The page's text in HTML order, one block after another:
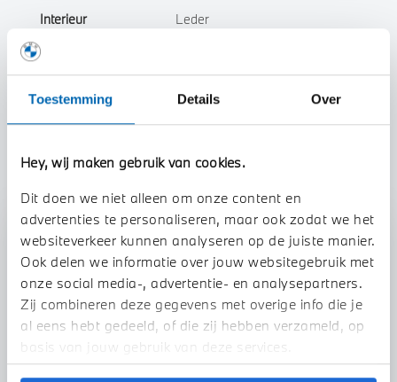
Toestemming Details Over
Hey, wij maken gebruik van cookies.
Dit doen we niet alleen om onze content en
advertenties te personaliseren, maar ook zodat we het
websiteverkeer kunnen analyseren op de juiste manier.
Ook delen we informatie over jouw websitegebruik met
onze social media-, advertentie- en analysepartners.
Zij combineren deze gegevens met overige info die je
al eens hebt gedeeld, of die zij hebben verzameld, op
basis van jouw gebruik van deze services.
Stap 1 van 3
Uw auto inruilen?
Interieur Leder
Btw/Marge
Toon alle eigenschappen